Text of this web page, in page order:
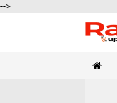
-->